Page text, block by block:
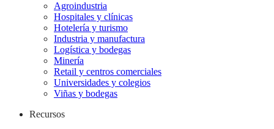
Agroindustria
Hospitales y clínicas
Hotelería y turismo
Industria y manufactura
Logística y bodegas
Minería
Retail y centros comerciales
Universidades y colegios
Viñas y bodegas
Recursos